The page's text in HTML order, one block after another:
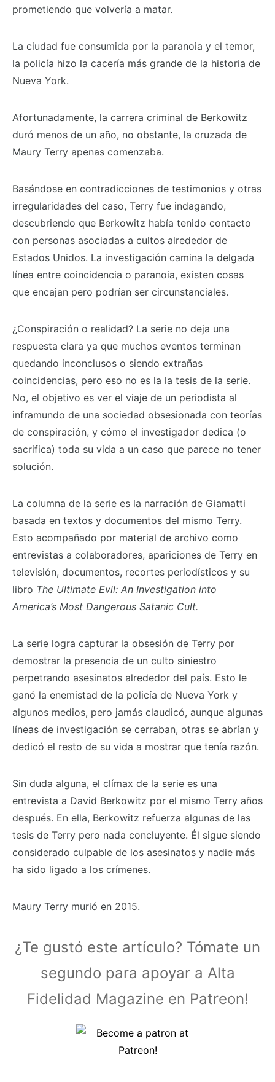
prometiendo que volvería a matar.
La ciudad fue consumida por la paranoia y el temor,
la policía hizo la cacería más grande de la historia de
Nueva York.
Afortunadamente, la carrera criminal de Berkowitz
duró menos de un año, no obstante, la cruzada de
Maury Terry apenas comenzaba.
Basándose en contradicciones de testimonios y otras
irregularidades del caso, Terry fue indagando,
descubriendo que Berkowitz había tenido contacto
con personas asociadas a cultos alrededor de
Estados Unidos. La investigación camina la delgada
línea entre coincidencia o paranoia, existen cosas
que encajan pero podrían ser circunstanciales.
¿Conspiración o realidad? La serie no deja una
respuesta clara ya que muchos eventos terminan
quedando inconclusos o siendo extrañas
coincidencias, pero eso no es la la tesis de la serie.
No, el objetivo es ver el viaje de un periodista al
inframundo de una sociedad obsesionada con teorías
de conspiración, y cómo el investigador dedica (o
sacrifica) toda su vida a un caso que parece no tener
solución.
La columna de la serie es la narración de Giamatti
basada en textos y documentos del mismo Terry.
Esto acompañado por material de archivo como
entrevistas a colaboradores, apariciones de Terry en
televisión, documentos, recortes periodísticos y su
libro The Ultimate Evil: An Investigation into
America’s Most Dangerous Satanic Cult.
La serie logra capturar la obsesión de Terry por
demostrar la presencia de un culto siniestro
perpetrando asesinatos alrededor del país. Esto le
ganó la enemistad de la policía de Nueva York y
algunos medios, pero jamás claudicó, aunque algunas
líneas de investigación se cerraban, otras se abrían y
dedicó el resto de su vida a mostrar que tenía razón.
Sin duda alguna, el clímax de la serie es una
entrevista a David Berkowitz por el mismo Terry años
después. En ella, Berkowitz refuerza algunas de las
tesis de Terry pero nada concluyente. Él sigue siendo
considerado culpable de los asesinatos y nadie más
ha sido ligado a los crímenes.
Maury Terry murió en 2015.
¿Te gustó este artículo? Tómate un
segundo para apoyar a Alta
Fidelidad Magazine en Patreon!